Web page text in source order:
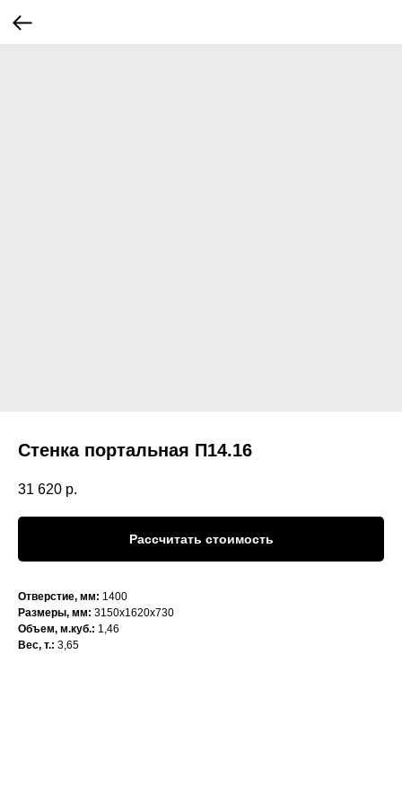
Стенка портальная П14.16
31 620 р.
Рассчитать стоимость
Отверстие, мм: 1400
Размеры, мм: 3150х1620х730
Объем, м.куб.: 1,46
Вес, т.: 3,65